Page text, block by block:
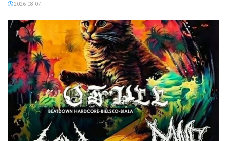
2026-08-07